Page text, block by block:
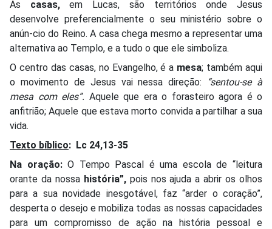
As casas,em Lucas, são territórios onde Jesus
desenvolve preferencialmente o seu ministério sobre o
anún-cio do Reino. A casa chega mesmo a representar uma
alternativa ao Templo, e a tudo o que ele simboliza.
O centro das casas, no Evangelho, é a mesa; também aqui
o movimento de Jesus vai nessa direção:
“sentou-se à
mesa com eles”. Aquele que era o forasteiro agora é o
anfitrião; Aquele que estava morto convida a partilhar a sua
vida.
Texto bíblico: Lc 24,13-35
Na oração:O Tempo Pascal é uma escola de “leitura
orante da nossa história”, pois nos ajuda a abrir os olhos
para a sua novidade inesgotável, faz “arder o coração”,
desperta o desejo e mobiliza todas as nossas capacidades
para um compromisso de ação na história pessoal e